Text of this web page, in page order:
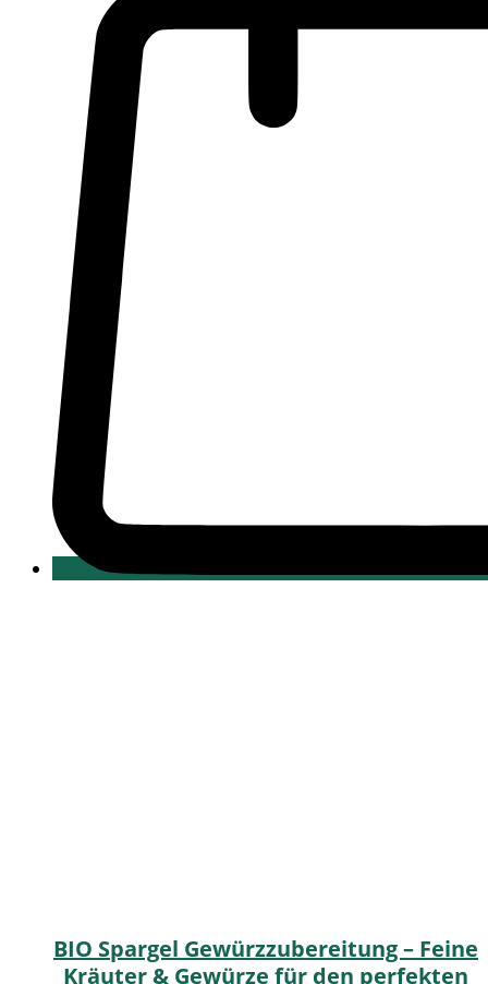
BIO Spargel Gewürzzubereitung – Feine
Kräuter & Gewürze für den perfekten